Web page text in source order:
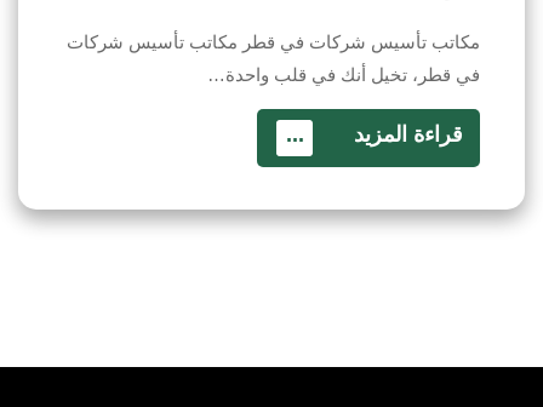
مكاتب تأسيس شركات في قطر مكاتب تأسيس شركات
في قطر، تخيل أنك في قلب واحدة…
قراءة المزيد ...